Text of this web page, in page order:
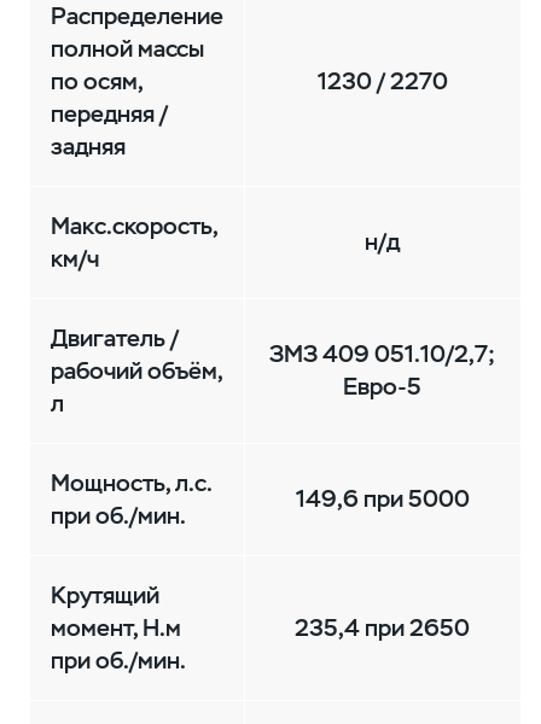
Распределение
полной массы
по осям,
передняя /
задняя
1230 / 2270
Макс.скорость,
км/ч
н/д
Двигатель /
рабочий объём,
л
ЗМЗ 409 051.10/2,7;
Евро-5
Мощность, л.с.
при об./мин.
149,6 при 5000
Крутящий
момент, Н.м
при об./мин.
235,4 при 2650